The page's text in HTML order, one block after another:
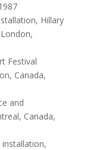
Hillary
Festival
Canada,
and
Canada,
installation,